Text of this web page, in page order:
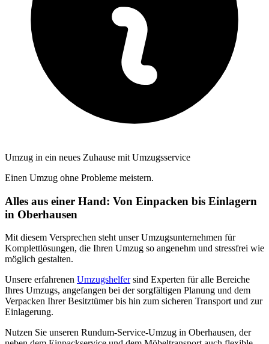
Umzug in ein neues Zuhause mit Umzugsservice
Einen Umzug ohne Probleme meistern.
Alles aus einer Hand: Von Einpacken bis Einlagern
in Oberhausen
Mit diesem Versprechen steht unser Umzugsunternehmen für
Komplettlösungen, die Ihren Umzug so angenehm und stressfrei wie
möglich gestalten.
Unsere erfahrenen Umzugshelfersind Experten für alle Bereiche
Ihres Umzugs, angefangen bei der sorgfältigen Planung und dem
Verpacken Ihrer Besitztümer bis hin zum sicheren Transport und zur
Einlagerung.
Nutzen Sie unseren Rundum-Service-Umzug in Oberhausen, der